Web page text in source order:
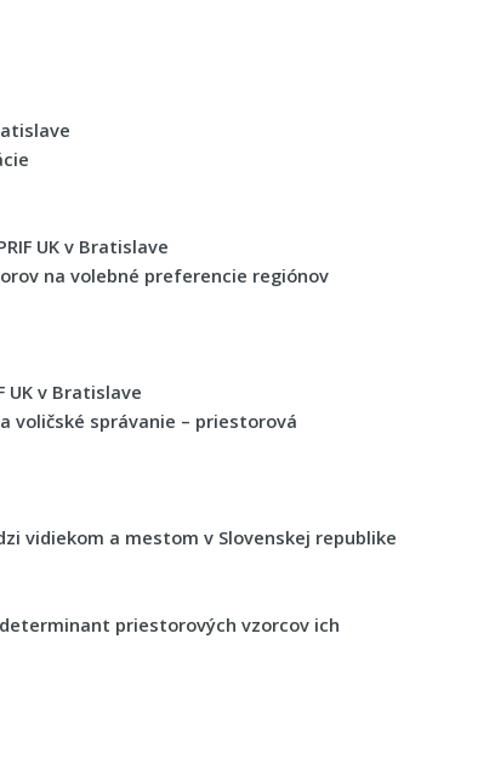
UK v Bratislave
na volebné preferencie regiónov
UK v Bratislave
voličské správanie – priestorová
vidiekom a mestom v Slovenskej republike
priestorových vzorcov ich